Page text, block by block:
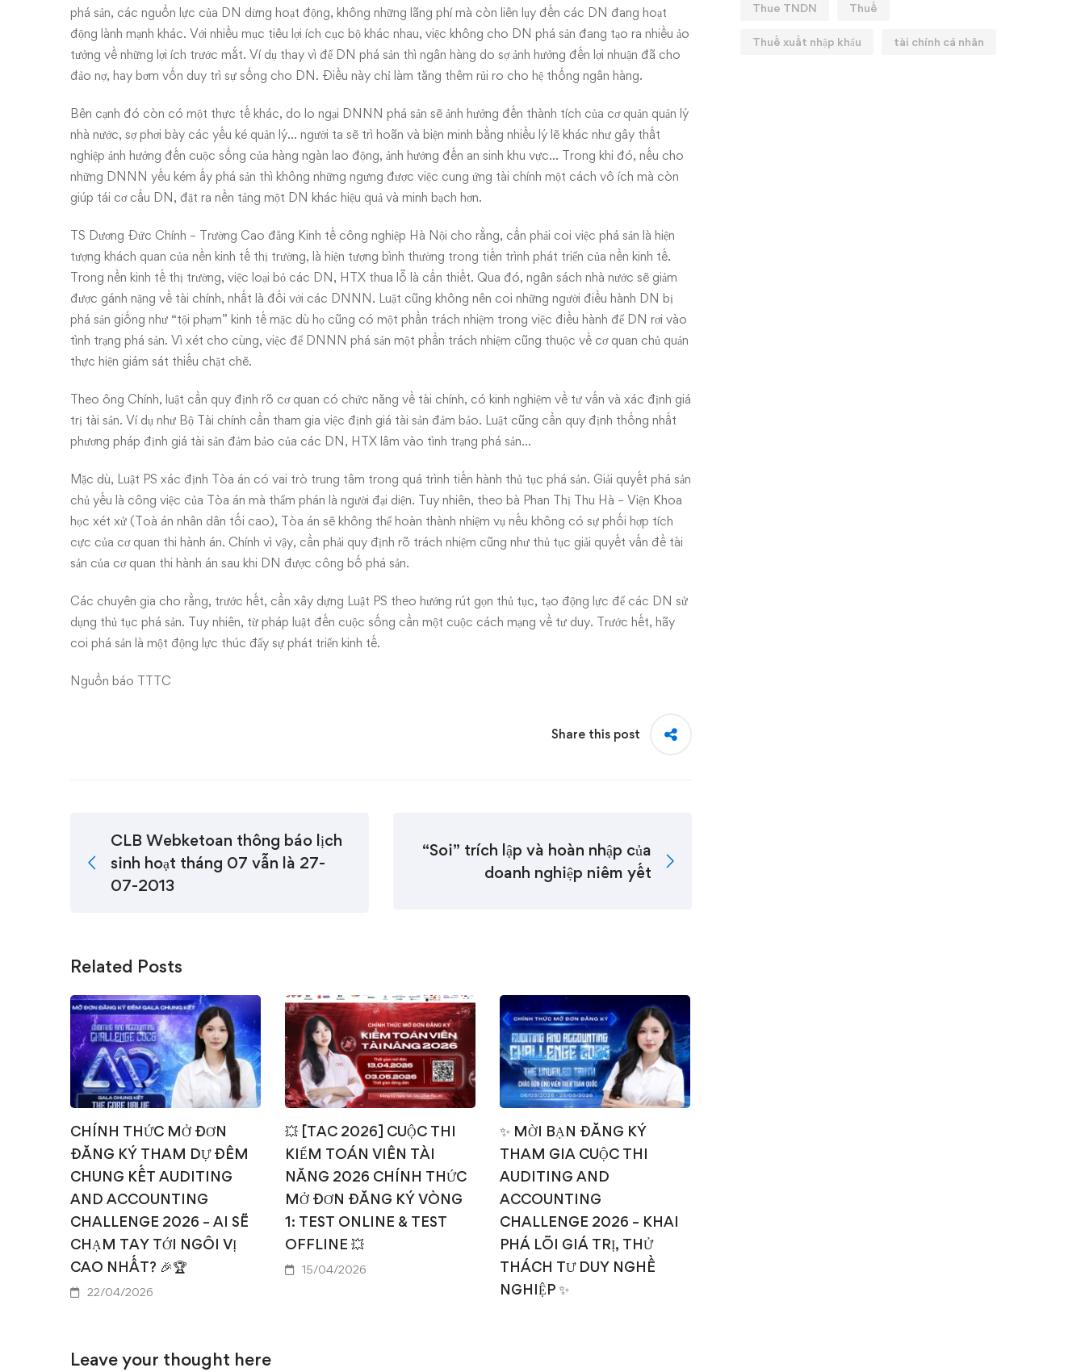
phá sản, các nguồn lực của DN dừng hoạt động, không những lãng phí mà còn liên lụy đến các DN đang hoạt
động lành mạnh khác. Với nhiều mục tiêu lợi ích cục bộ khác nhau, việc không cho DN phá sản đang tạo ra nhiều ảo
tưởng về những lợi ích trước mắt. Ví dụ thay vì để DN phá sản thì ngân hàng do sợ ảnh hưởng đến lợi nhuận đã cho
đảo nợ, hay bơm vốn duy trì sự sống cho DN. Điều này chỉ làm tăng thêm rủi ro cho hệ thống ngân hàng.
Bên cạnh đó còn có một thực tế khác, do lo ngại DNNN phá sản sẽ ảnh hưởng đến thành tích của cơ quản quản lý
nhà nước, sợ phơi bày các yếu ké quản lý… người ta sẽ trì hoãn và biện minh bằng nhiều lý lẽ khác như gây thất
nghiệp ảnh hưởng đến cuộc sống của hàng ngàn lao động, ảnh hướng đến an sinh khu vực… Trong khi đó, nếu cho
những DNNN yếu kém ấy phá sản thì không những ngưng được việc cung ứng tài chính một cách vô ích mà còn
giúp tái cơ cấu DN, đặt ra nền tảng một DN khác hiệu quả và minh bạch hơn.
TS Dương Đức Chính – Trường Cao đẳng Kinh tế công nghiệp Hà Nội cho rằng, cần phải coi việc phá sản là hiện
tượng khách quan của nền kinh tế thị trường, là hiện tượng bình thường trong tiến trình phát triển của nền kinh tế.
Trong nền kinh tế thị trường, việc loại bỏ các DN, HTX thua lỗ là cần thiết. Qua đó, ngân sách nhà nước sẽ giảm
được gánh nặng về tài chính, nhất là đối với các DNNN. Luật cũng không nên coi những người điều hành DN bị
phá sản giống như “tội phạm” kinh tế mặc dù họ cũng có một phần trách nhiệm trong việc điều hành để DN rơi vào
tình trạng phá sản. Vì xét cho cùng, việc để DNNN phá sản một phần trách nhiệm cũng thuộc về cơ quan chủ quản
thực hiện giám sát thiếu chặt chẽ.
Theo ông Chính, luật cần quy định rõ cơ quan có chức năng về tài chính, có kinh nghiệm về tư vấn và xác định giá
trị tài sản. Ví dụ như Bộ Tài chính cần tham gia việc định giá tài sản đảm bảo. Luật cũng cần quy định thống nhất
phương pháp định giá tài sản đảm bảo của các DN, HTX lâm vào tình trạng phá sản…
Mặc dù, Luật PS xác định Tòa án có vai trò trung tâm trong quá trình tiến hành thủ tục phá sản. Giải quyết phá sản
chủ yếu là công việc của Tòa án mà thẩm phán là người đại diện. Tuy nhiên, theo bà Phan Thị Thu Hà – Viện Khoa
học xét xử (Toà án nhân dân tối cao), Tòa án sẽ không thể hoàn thành nhiệm vụ nếu không có sự phối hợp tích
cực của cơ quan thi hành án. Chính vì vậy, cần phải quy định rõ trách nhiệm cũng như thủ tục giải quyết vấn đề tài
sản của cơ quan thi hành án sau khi DN được công bố phá sản.
Các chuyên gia cho rằng, trước hết, cần xây dựng Luật PS theo hướng rút gọn thủ tục, tạo động lực để các DN sử
dụng thủ tục phá sản. Tuy nhiên, từ pháp luật đến cuộc sống cần một cuộc cách mạng về tư duy. Trước hết, hãy
coi phá sản là một động lực thúc đẩy sự phát triển kinh tế.
Nguồn báo TTTC
Share this post
CLB Webketoan thông báo lịch
sinh hoạt tháng 07 vẫn là 27-
07-2013
“Soi” trích lập và hoàn nhập của
doanh nghiệp niêm yết
Related Posts
CHÍNH THỨC MỞ ĐƠN
ĐĂNG KÝ THAM DỰ ĐÊM
CHUNG KẾT AUDITING
AND ACCOUNTING
CHALLENGE 2026 – AI SẼ
CHẠM TAY TỚI NGÔI VỊ
CAO NHẤT? 🎉🏆
22/04/2026
💥 [TAC 2026] CUỘC THI
KIỂM TOÁN VIÊN TÀI
NĂNG 2026 CHÍNH THỨC
MỞ ĐƠN ĐĂNG KÝ VÒNG
1: TEST ONLINE & TEST
OFFLINE 💥
15/04/2026
✨ MỜI BẠN ĐĂNG KÝ
THAM GIA CUỘC THI
AUDITING AND
ACCOUNTING
CHALLENGE 2026 – KHAI
PHÁ LÕI GIÁ TRỊ, THỬ
THÁCH TƯ DUY NGHỀ
NGHIỆP ✨
Leave your thought here
Thue TNDN Thuế
Thuế xuất nhập khẩu tài chính cá nhân